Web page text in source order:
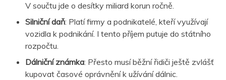
V součtu jde o desítky miliard korun ročně.
Silniční daň: Platí firmy a podnikatelé, kteří využívají
vozidla k podnikání. I tento příjem putuje do státního
rozpočtu.
Dálniční známka: Přesto musí běžní řidiči ještě zvlášť
kupovat časové oprávnění k užívání dálnic.